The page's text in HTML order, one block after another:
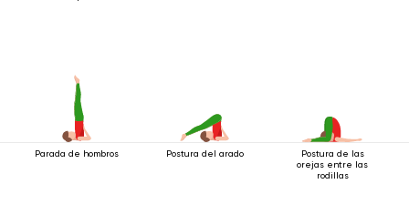
Parada de hombros Postura del arado
Postura de las
orejas entre las
rodillas